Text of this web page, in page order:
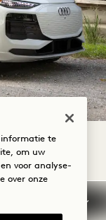
te
om uw
voor analyse-
over onze